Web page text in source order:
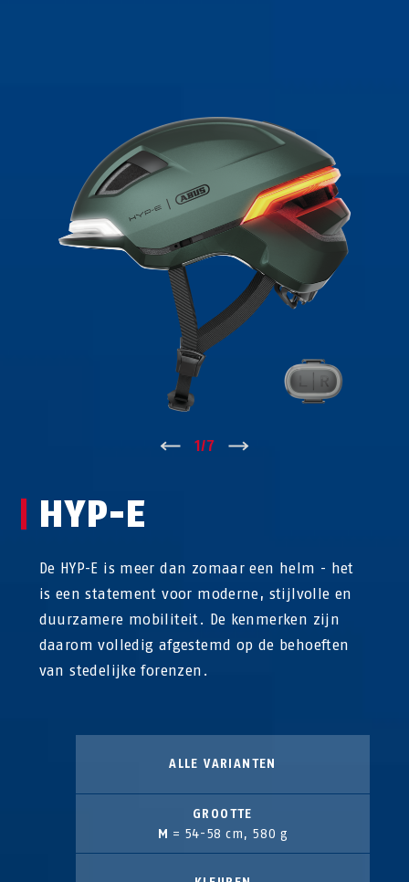
↑ 1/7
HYP-E
De HYP-E is meer dan zomaar een helm - het
is een statement voor moderne, stijlvolle en
duurzamere mobiliteit. De kenmerken zijn
daarom volledig afgestemd op de behoeften
van stedelijke forenzen.
ALLE VARIANTEN
GROOTTE
M = 54-58 cm, 580 g